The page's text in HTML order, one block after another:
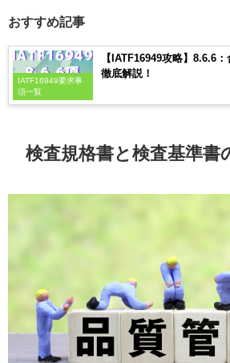
おすすめ記事
IATF16949要求事
項一覧
【IATF16949攻略】8.6.6
徹底解説！
検査規格書と検査基準書